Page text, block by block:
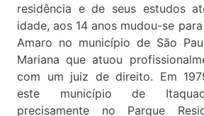
residência e de seus estudos
idade, aos 14 anos mudou-se
Amaro no município de São
Mariana que atuou
com um juiz de direito. Em
este município de
precisamente no Parque